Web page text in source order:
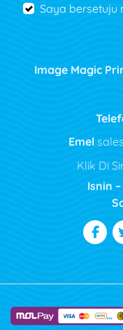
Saya bersetuju
Image Magic
Emel
Klik Di
Isnin